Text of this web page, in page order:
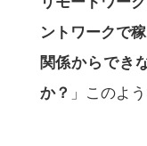
ントワークで
関係からでき
か？ 」このよ